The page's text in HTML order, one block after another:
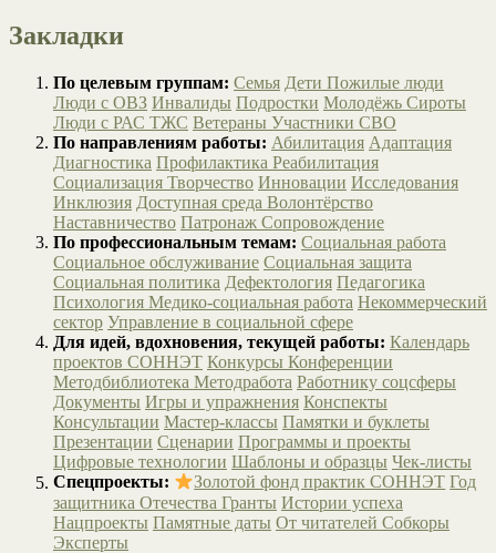
Закладки
По целевым группам: Семья Дети Пожилые люди
Люди с ОВЗ Инвалиды Подростки Молодёжь Сироты
Люди с РАС ТЖС Ветераны Участники СВО
По направлениям работы: Абилитация Адаптация
Диагностика Профилактика Реабилитация
Социализация Творчество Инновации Исследования
Инклюзия Доступная среда Волонтёрство
Наставничество Патронаж Сопровождение
По профессиональным темам: Социальная работа
Социальное обслуживание Социальная защита
Социальная политика Дефектология Педагогика
Психология Медико-социальная работа Некоммерческий
сектор Управление в социальной сфере
Для идей, вдохновения, текущей работы: Календарь
проектов СОННЭТ Конкурсы Конференции
Методбиблиотека Методработа Работнику соцсферы
Документы Игры и упражнения Конспекты
Консультации Мастер-классы Памятки и буклеты
Презентации Сценарии Программы и проекты
Цифровые технологии Шаблоны и образцы Чек-листы
Спецпроекты:
Золотой фонд практик СОННЭТ Год
защитника Отечества Гранты Истории успеха
Нацпроекты Памятные даты От читателей Собкоры
Эксперты